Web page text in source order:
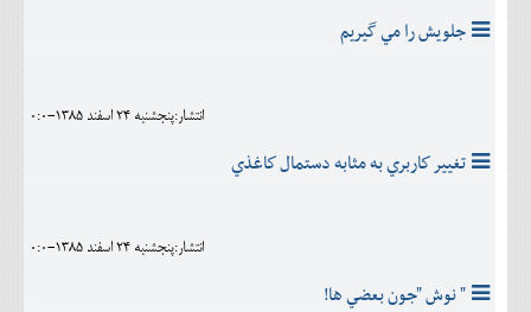
جلويش را مي گيريم
انتشار:پنجشنبه 24 اسفند 1385-0:0
تغيير كاربري به مثابه دستمال كاغذي
انتشار:پنجشنبه 24 اسفند 1385-0:0
" نوش "جون بعضي ها!